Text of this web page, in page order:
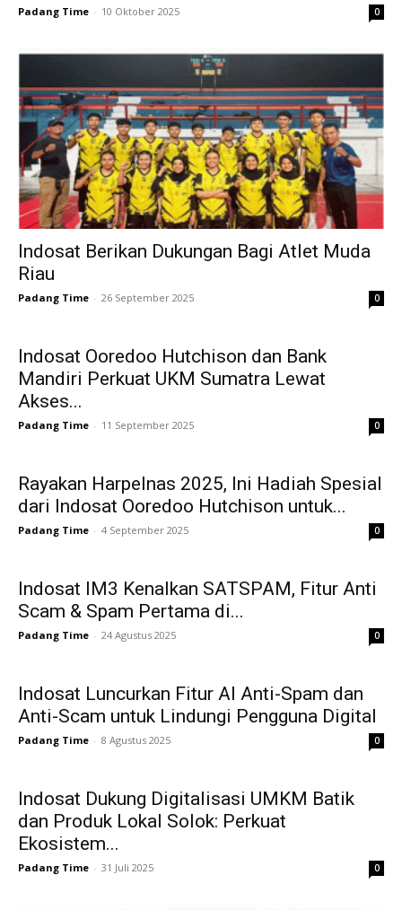
Padang Time - 10 Oktober 2025 0
Indosat Berikan Dukungan Bagi Atlet Muda
Riau
Padang Time - 26 September 2025 0
Indosat Ooredoo Hutchison dan Bank
Mandiri Perkuat UKM Sumatra Lewat
Akses...
Padang Time - 11 September 2025 0
Rayakan Harpelnas 2025, Ini Hadiah Spesial
dari Indosat Ooredoo Hutchison untuk...
Padang Time - 4 September 2025 0
Indosat IM3 Kenalkan SATSPAM, Fitur Anti
Scam & Spam Pertama di...
Padang Time - 24 Agustus 2025 0
Indosat Luncurkan Fitur AI Anti-Spam dan
Anti-Scam untuk Lindungi Pengguna Digital
Padang Time - 8 Agustus 2025 0
Indosat Dukung Digitalisasi UMKM Batik
dan Produk Lokal Solok: Perkuat
Ekosistem...
Padang Time - 31 Juli 2025 0